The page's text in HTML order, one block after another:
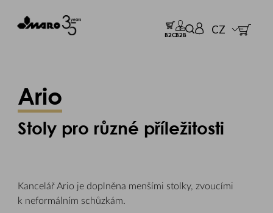
B2CB2B CZ
Ario
Stoly pro různé příležitosti
Kancelář Ario je doplněna menšími stolky, zvoucími
k neformálním schůzkám.